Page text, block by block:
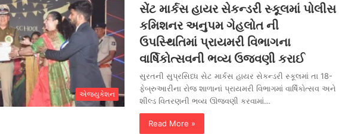
એજ્યુકેશન
સેંટ માર્કસ હાયર સેકન્ડરી સ્કૂલમાં પોલીસ
કમિશનર અનુપમ ગેહલોત ની
ઉપસ્થિતિમાં પ્રાયમરી વિભાગના
વાર્ષિકોત્સવની ભવ્ય ઉજવણી કરાઈ
સુરતની સુપ્રસિધ્ધ સેટ માર્કસ હાયર સેકન્ડરી સ્કૂલમાં તા 18-
ફેબ્રુઆરીના રોજ શાળાનાં પ્રાયમરી વિભાગમાં વાર્ષિકોત્સવ અને
શીલ્ડ વિતરણની ભવ્ય ઊજવણી કરવામાં…
Read More »